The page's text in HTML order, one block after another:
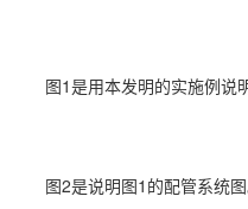
图1是用本发明的实施例说明
图2是说明图1的配管系统图